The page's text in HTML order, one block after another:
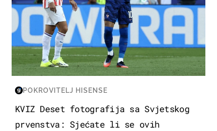
POKROVITELJ HISENSE
KVIZ Deset fotografija sa Svjetskog
prvenstva: Sjećate li se ovih